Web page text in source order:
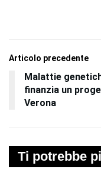
Articolo precedente
Malattie
finanzia un
Verona
Ti potrebbe